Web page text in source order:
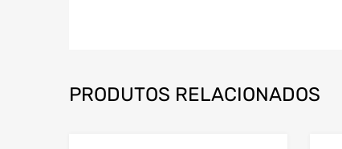
PRODUTOS RELACIONADOS